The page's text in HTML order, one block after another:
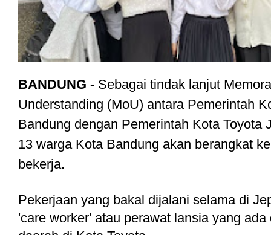
BANDUNG - Sebagai tindak lanjut
Understanding (MoU) antara Pemerintah
Bandung dengan Pemerintah Kota Toyota
13 warga Kota Bandung akan berangkat
bekerja.
Pekerjaan yang bakal dijalani selama di
'care worker' atau perawat lansia yang ada